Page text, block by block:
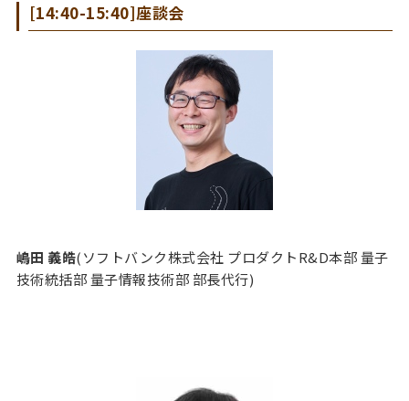
[14:40-15:40]座談会
嶋田 義皓(ソフトバンク株式会社 プロダクトR&D本部 量子
技術統括部 量子情報技術部 部長代行)